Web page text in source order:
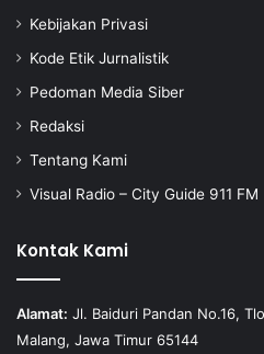
Kebijakan Privasi
Kode Etik Jurnalistik
Pedoman Media Siber
Redaksi
Tentang Kami
Visual Radio – City Guide 911 FM
Kontak Kami
Alamat: Jl. Baiduri Pandan No.16,
Malang, Jawa Timur 65144